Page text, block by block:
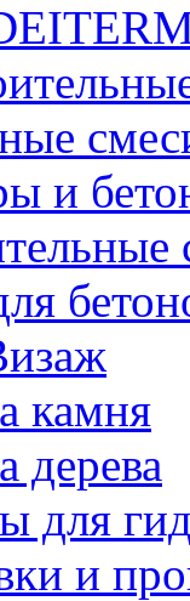
и
камня
дерева
для
и